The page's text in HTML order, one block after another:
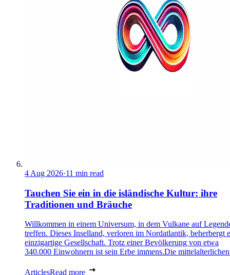
4 Aug 2026·11 min read
Tauchen Sie ein in die isländische Kultur: ihre
Traditionen und Bräuche
Willkommen in einem Universum, in dem Vulkane auf
treffen. Dieses Inselland, verloren im Nordatlantik, beherbergt
einzigartige Gesellschaft. Trotz einer Bevölkerung von etwa
340.000 Einwohnern ist sein Erbe immens.Die
ArticlesRead more